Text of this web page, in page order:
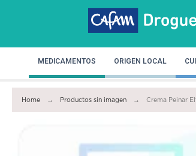
MEDICAMENTOS ORIGEN LOCAL
Home Productos sin imagen Crema Peinar